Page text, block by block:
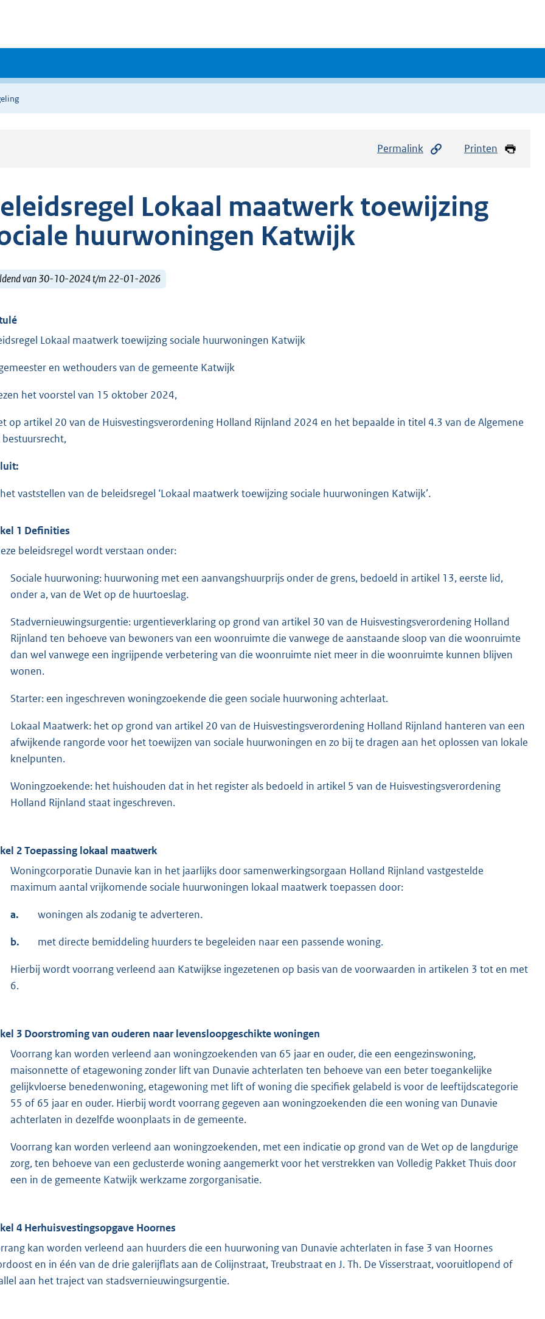
Permalink Printen
Lokaal maatwerk toewijzing
huurwoningen Katwijk
van 30-10-2024 t/m 22-01-2026
Lokaal maatwerk toewijzing sociale huurwoningen Katwijk
en wethouders van de gemeente Katwijk
het voorstel van 15 oktober 2024,
op artikel 20 van de Huisvestingsverordening Holland Rijnland 2024 en het bepaalde in titel 4.3 van de Algemene
vaststellen van de beleidsregel ‘Lokaal maatwerk toewijzing sociale huurwoningen Katwijk’.
1 Definities
beleidsregel wordt verstaan onder:
Sociale huurwoning: huurwoning met een aanvangshuurprijs onder de grens, bedoeld in artikel 13, eerste lid,
onder a, van de Wet op de huurtoeslag.
Stadvernieuwingsurgentie: urgentieverklaring op grond van artikel 30 van de Huisvestingsverordening Holland
Rijnland ten behoeve van bewoners van een woonruimte die vanwege de aanstaande sloop van die woonruimte
dan wel vanwege een ingrijpende verbetering van die woonruimte niet meer in die woonruimte kunnen blijven
wonen.
Starter: een ingeschreven woningzoekende die geen sociale huurwoning achterlaat.
Lokaal Maatwerk: het op grond van artikel 20 van de Huisvestingsverordening Holland Rijnland hanteren van een
afwijkende rangorde voor het toewijzen van sociale huurwoningen en zo bij te dragen aan het oplossen van lokale
knelpunten.
Woningzoekende: het huishouden dat in het register als bedoeld in artikel 5 van de Huisvestingsverordening
Holland Rijnland staat ingeschreven.
2 Toepassing lokaal maatwerk
Woningcorporatie Dunavie kan in het jaarlijks door samenwerkingsorgaan Holland Rijnland vastgestelde
maximum aantal vrijkomende sociale huurwoningen lokaal maatwerk toepassen door:
a. woningen als zodanig te adverteren.
b. met directe bemiddeling huurders te begeleiden naar een passende woning.
Hierbij wordt voorrang verleend aan Katwijkse ingezetenen op basis van de voorwaarden in artikelen 3 tot en met
6.
3 Doorstroming van ouderen naar levensloopgeschikte woningen
Voorrang kan worden verleend aan woningzoekenden van 65 jaar en ouder, die een eengezinswoning,
maisonnette of etagewoning zonder lift van Dunavie achterlaten ten behoeve van een beter toegankelijke
gelijkvloerse benedenwoning, etagewoning met lift of woning die specifiek gelabeld is voor de leeftijdscategorie
55 of 65 jaar en ouder. Hierbij wordt voorrang gegeven aan woningzoekenden die een woning van Dunavie
achterlaten in dezelfde woonplaats in de gemeente.
Voorrang kan worden verleend aan woningzoekenden, met een indicatie op grond van de Wet op de langdurige
zorg, ten behoeve van een geclusterde woning aangemerkt voor het verstrekken van Volledig Pakket Thuis door
een in de gemeente Katwijk werkzame zorgorganisatie.
4 Herhuisvestingsopgave Hoornes
kan worden verleend aan huurders die een huurwoning van Dunavie achterlaten in fase 3 van Hoornes
en in één van de drie galerijflats aan de Colijnstraat, Treubstraat en J. Th. De Visserstraat, vooruitlopend of
aan het traject van stadsvernieuwingsurgentie.